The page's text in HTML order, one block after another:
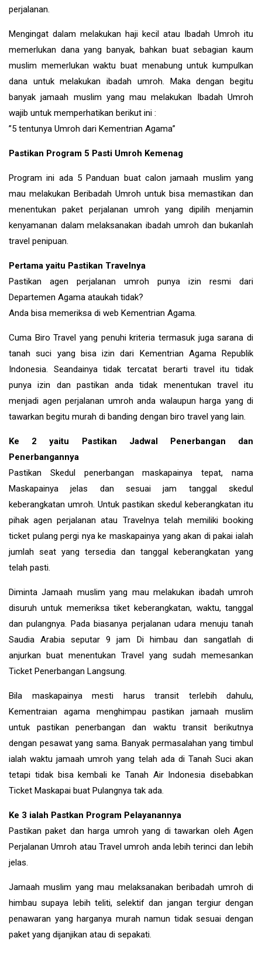
perjalanan.
Mengingat dalam melakukan haji kecil atau Ibadah Umroh itu
memerlukan dana yang banyak, bahkan buat sebagian kaum
muslim memerlukan waktu buat menabung untuk kumpulkan
dana untuk melakukan ibadah umroh. Maka dengan begitu
banyak jamaah muslim yang mau melakukan Ibadah Umroh
wajib untuk memperhatikan berikut ini :
”5 tentunya Umroh dari Kementrian Agama”
Pastikan Program 5 Pasti Umroh Kemenag
Program ini ada 5 Panduan buat calon jamaah muslim yang
mau melakukan Beribadah Umroh untuk bisa memastikan dan
menentukan paket perjalanan umroh yang dipilih menjamin
kenyamanan dalam melaksanakan ibadah umroh dan bukanlah
travel penipuan.
Pertama yaitu Pastikan Travelnya
Pastikan agen perjalanan umroh punya izin resmi dari
Departemen Agama ataukah tidak?
Anda bisa memeriksa di web Kementrian Agama.
Cuma Biro Travel yang penuhi kriteria termasuk juga sarana di
tanah suci yang bisa izin dari Kementrian Agama Republik
Indonesia. Seandainya tidak tercatat berarti travel itu tidak
punya izin dan pastikan anda tidak menentukan travel itu
menjadi agen perjalanan umroh anda walaupun harga yang di
tawarkan begitu murah di banding dengan biro travel yang lain.
Ke 2 yaitu Pastikan Jadwal Penerbangan dan
Penerbangannya
Pastikan Skedul penerbangan maskapainya tepat, nama
Maskapainya jelas dan sesuai jam tanggal skedul
keberangkatan umroh. Untuk pastikan skedul keberangkatan itu
pihak agen perjalanan atau Travelnya telah memiliki booking
ticket pulang pergi nya ke maskapainya yang akan di pakai ialah
jumlah seat yang tersedia dan tanggal keberangkatan yang
telah pasti.
Diminta Jamaah muslim yang mau melakukan ibadah umroh
disuruh untuk memeriksa tiket keberangkatan, waktu, tanggal
dan pulangnya. Pada biasanya perjalanan udara menuju tanah
Saudia Arabia seputar 9 jam Di himbau dan sangatlah di
anjurkan buat menentukan Travel yang sudah memesankan
Ticket Penerbangan Langsung.
Bila maskapainya mesti harus transit terlebih dahulu,
Kementraian agama menghimpau pastikan jamaah muslim
untuk pastikan penerbangan dan waktu transit berikutnya
dengan pesawat yang sama. Banyak permasalahan yang timbul
ialah waktu jamaah umroh yang telah ada di Tanah Suci akan
tetapi tidak bisa kembali ke Tanah Air Indonesia disebabkan
Ticket Maskapai buat Pulangnya tak ada.
Ke 3 ialah Pastkan Program Pelayanannya
Pastikan paket dan harga umroh yang di tawarkan oleh Agen
Perjalanan Umroh atau Travel umroh anda lebih terinci dan lebih
jelas.
Jamaah muslim yang mau melaksanakan beribadah umroh di
himbau supaya lebih teliti, selektif dan jangan tergiur dengan
penawaran yang harganya murah namun tidak sesuai dengan
paket yang dijanjikan atau di sepakati.